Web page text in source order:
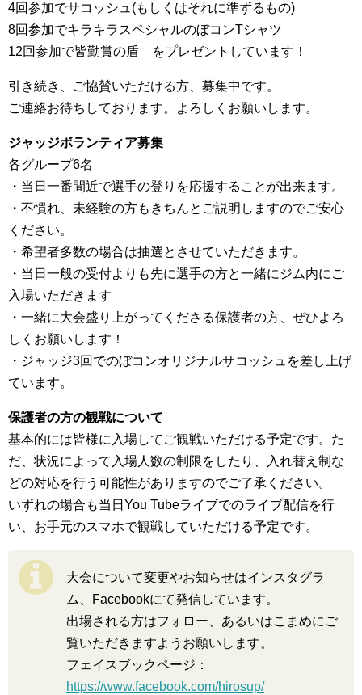
4回参加でサコッシュ(もしくはそれに準ずるもの)
8回参加でキラキラスペシャルのぼコンTシャツ
12回参加で皆勤賞の盾 をプレゼントしています！
引き続き、ご協賛いただける方、募集中です。
ご連絡お待ちしております。よろしくお願いします。
ジャッジボランティア募集
各グループ6名
・当日一番間近で選手の登りを応援することが出来ます。
・不慣れ、未経験の方もきちんとご説明しますのでご安心
ください。
・希望者多数の場合は抽選とさせていただきます。
・当日一般の受付よりも先に選手の方と一緒にジム内にご
入場いただきます
・一緒に大会盛り上がってくださる保護者の方、ぜひよろ
しくお願いします！
・ジャッジ3回でのぼコンオリジナルサコッシュを差し上げ
ています。
保護者の方の観戦について
基本的には皆様に入場してご観戦いただける予定です。た
だ、状況によって入場人数の制限をしたり、入れ替え制な
どの対応を行う可能性がありますのでご了承ください。
いずれの場合も当日You Tubeライブでのライブ配信を行
い、お手元のスマホで観戦していただける予定です。
大会について変更やお知らせはインスタグラ
ム、Facebookにて発信しています。
出場される方はフォロー、あるいはこまめにご
覧いただきますようお願いします。
フェイスブックページ：
https://www.facebook.com/hirosup/